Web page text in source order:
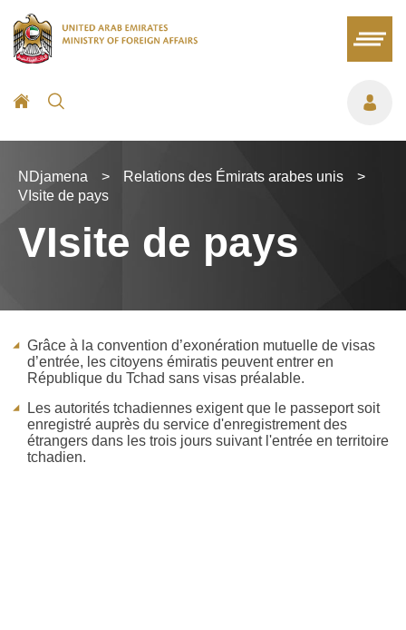
NDjamena > Relations des Émirats arabes unis
>
VIsite de pays
VIsite de pays
Grâce à la convention d’exonération mutuelle de visas
d’entrée, les citoyens émiratis peuvent entrer en
République du Tchad sans visas préalable.
Les autorités tchadiennes exigent que le passeport soit
enregistré auprès du service d'enregistrement des
étrangers dans les trois jours suivant l'entrée en territoire
tchadien.